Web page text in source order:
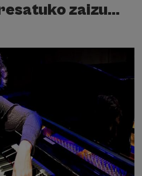
zaizu...